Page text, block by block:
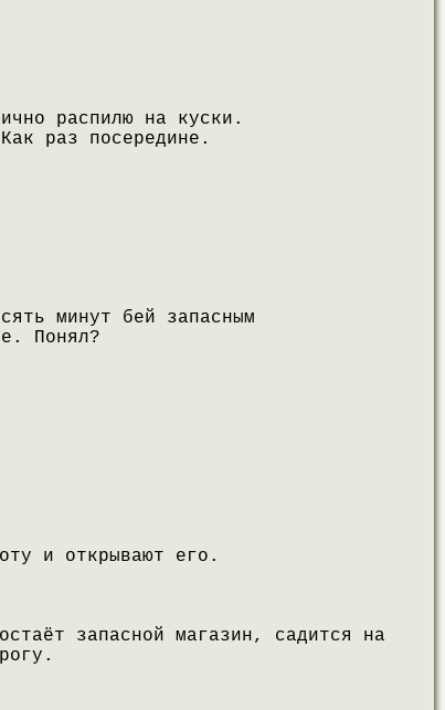
распилю на куски.
раз посередине.
минут бей запасным
Понял?
и открывают его.
запасной магазин, садится на